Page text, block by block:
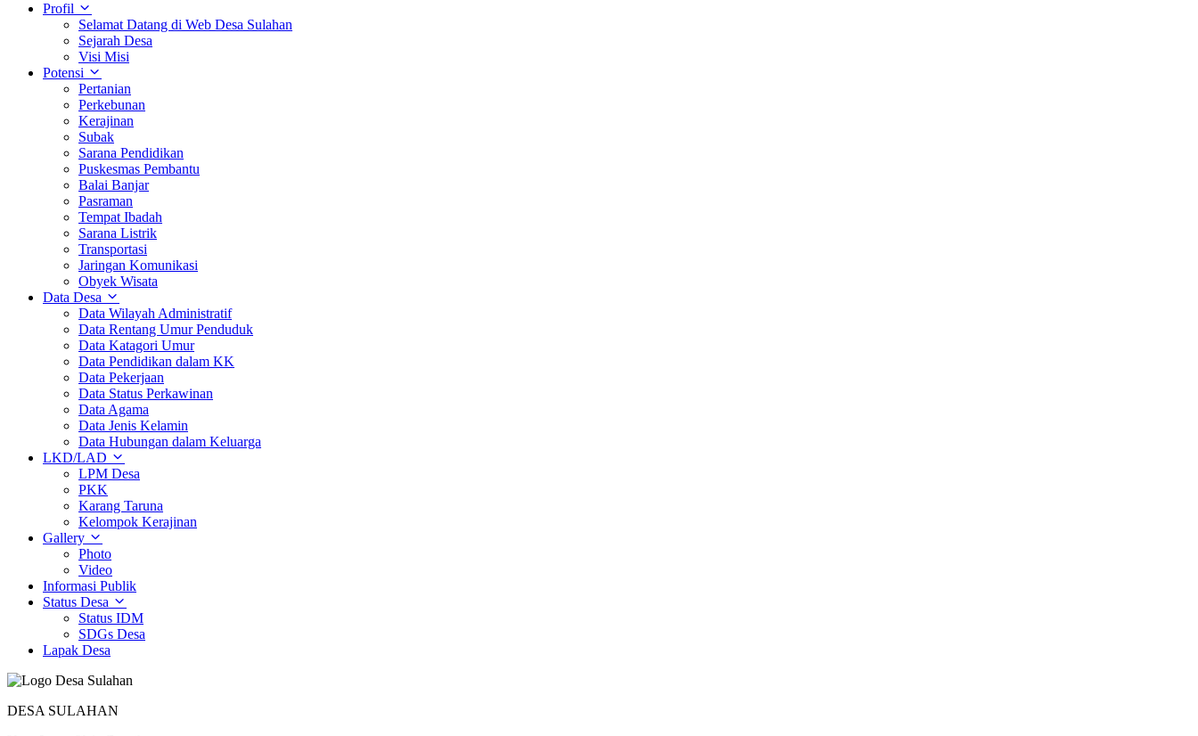
Profil
Selamat Datang di Web Desa Sulahan
Sejarah Desa
Visi Misi
Potensi
Pertanian
Perkebunan
Kerajinan
Subak
Sarana Pendidikan
Puskesmas Pembantu
Balai Banjar
Pasraman
Tempat Ibadah
Sarana Listrik
Transportasi
Jaringan Komunikasi
Obyek Wisata
Data Desa
Data Wilayah Administratif
Data Rentang Umur Penduduk
Data Katagori Umur
Data Pendidikan dalam KK
Data Pekerjaan
Data Status Perkawinan
Data Agama
Data Jenis Kelamin
Data Hubungan dalam Keluarga
LKD/LAD
LPM Desa
PKK
Karang Taruna
Kelompok Kerajinan
Gallery
Photo
Video
Informasi Publik
Status Desa
Status IDM
SDGs Desa
Lapak Desa
DESA SULAHAN